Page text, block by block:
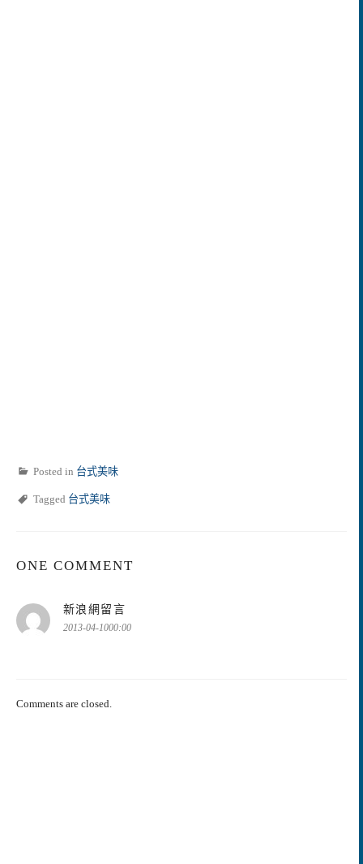
Posted in 台式美味
Tagged 台式美味
ONE COMMENT
新浪網留言
示:
2013-04-1000:00
Comments are closed.